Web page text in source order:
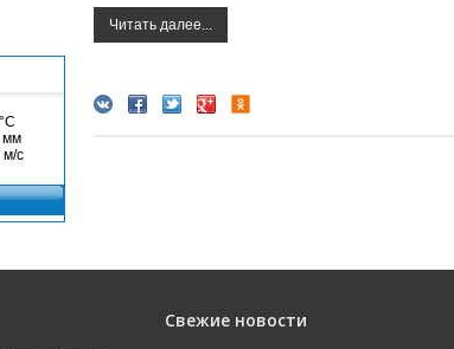
Читать далее...
Свежие новости